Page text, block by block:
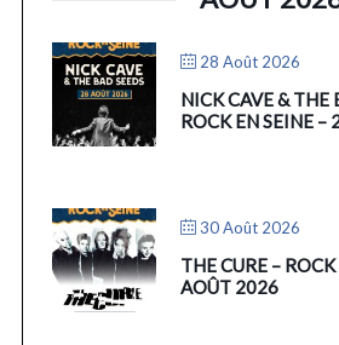
28 Août 2026
NICK CAVE & THE
ROCK EN SEINE –
30 Août 2026
THE CURE –
AOÛT 2026